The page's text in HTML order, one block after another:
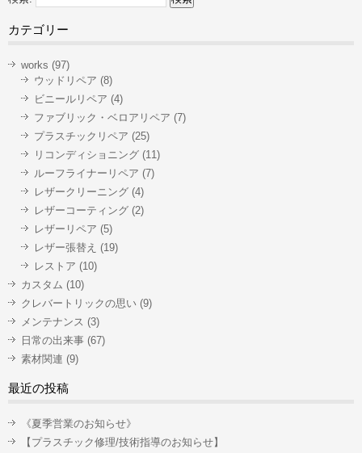
カテゴリー
works (97)
ウッドリペア (8)
ビニールリペア (4)
ファブリック・ベロアリペア (7)
プラスチックリペア (25)
リコンディショニング (11)
ルーフライナーリペア (7)
レザークリーニング (4)
レザーコーティング (2)
レザーリペア (5)
レザー張替え (19)
レストア (10)
カスタム (10)
クレバートリックの思い (9)
メンテナンス (3)
日常の出来事 (67)
素材関連 (9)
最近の投稿
《夏季営業のお知らせ》
【プラスチック修理/技術指導のお知らせ】